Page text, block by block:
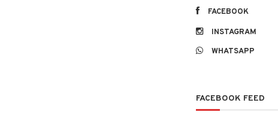
FACEBOOK
INSTAGRAM
WHATSAPP
FACEBOOK FEED